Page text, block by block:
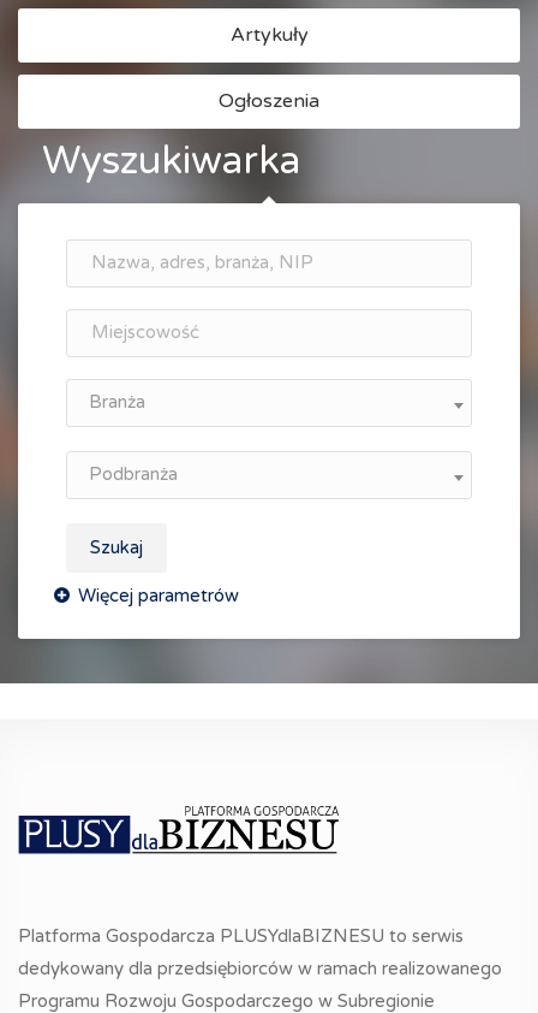
Artykuły
Ogłoszenia
Wyszukiwarka
Branża
Podbranża
Szukaj
Platforma Gospodarcza PLUSYdlaBIZNESU to serwis
dedykowany dla przedsiębiorców w ramach realizowanego
Programu Rozwoju Gospodarczego w Subregionie